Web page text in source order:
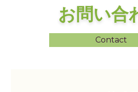
お問い合
Contact